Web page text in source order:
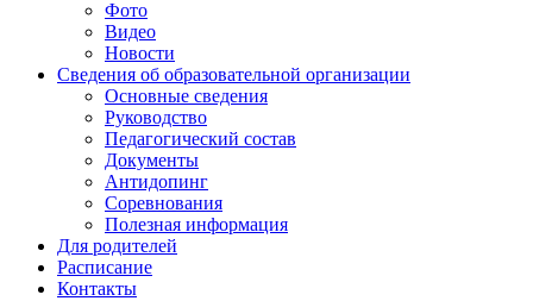
Фото
Видео
Новости
Сведения об образовательной организации
Основные сведения
Руководство
Педагогический состав
Документы
Антидопинг
Соревнования
Полезная информация
Для родителей
Расписание
Контакты